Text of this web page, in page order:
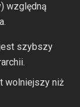
względną
szybszy
wolniejszy niż